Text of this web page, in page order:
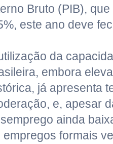
Bruto (PIB),
este ano deve
da
embora
já apresenta
e, apesar
ainda
empregos formais